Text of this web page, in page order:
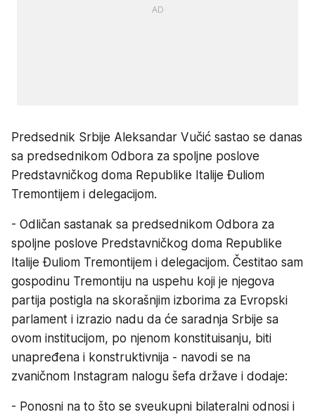
Predsednik Srbije Aleksandar Vučić sastao se danas
sa predsednikom Odbora za spoljne poslove
Predstavničkog doma Republike Italije Đuliom
Tremontijem i delegacijom.
- Odličan sastanak sa predsednikom Odbora za
spoljne poslove Predstavničkog doma Republike
Italije Đuliom Tremontijem i delegacijom. Čestitao sam
gospodinu Tremontiju na uspehu koji je njegova
partija postigla na skorašnjim izborima za Evropski
parlament i izrazio nadu da će saradnja Srbije sa
ovom institucijom, po njenom konstituisanju, biti
unapređena i konstruktivnija - navodi se na
zvaničnom Instagram nalogu šefa države i dodaje:
- Ponosni na to što se sveukupni bilateralni odnosi i